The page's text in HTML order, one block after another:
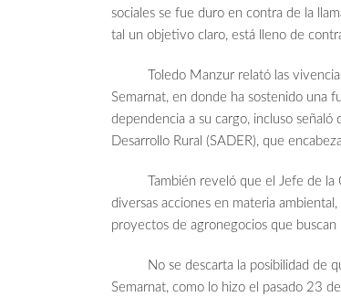
sociales se fue duro en contra de la
tal un objetivo claro, está lleno de
Toledo Manzur relató las vivencias
Semarnat, en donde ha sostenido una
dependencia a su cargo, incluso
Desarrollo Rural (SADER), que
También reveló que el Jefe de la
diversas acciones en materia
proyectos de agronegocios que
No se descarta la posibilidad de
Semarnat, como lo hizo el pasado 23